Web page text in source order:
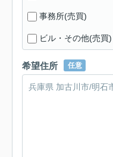
事務所(売買)
ビル・その他(売買)
希望住所 任意